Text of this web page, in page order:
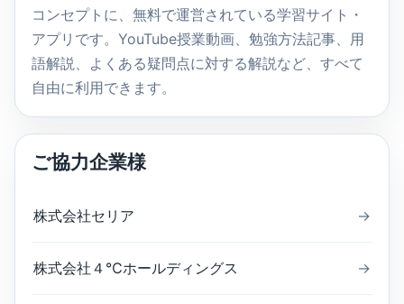
コンセプトに、無料で運営されている学習サイト・
アプリです。YouTube授業動画、勉強方法記事、用
語解説、よくある疑問点に対する解説など、すべて
自由に利用できます。
ご協力企業様
株式会社セリア →
株式会社４℃ホールディングス →